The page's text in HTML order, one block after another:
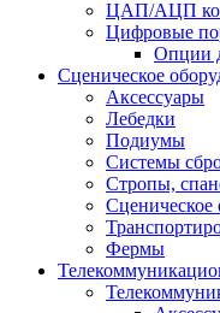
ЦАП/АЦП
Цифровые
Опции
Сценическое
Аксессуары
Лебедки
Подиумы
Системы
Стропы,
Сценическое
Фермы